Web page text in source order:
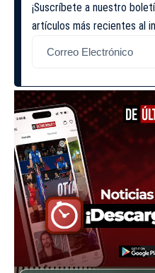
¡Suscríbete a nuestro
artículos más recientes al